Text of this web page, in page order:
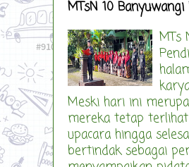
MTsN 10
MTs
Meski hari ini
mereka tetap
upacara hingga
bertindak sebagai